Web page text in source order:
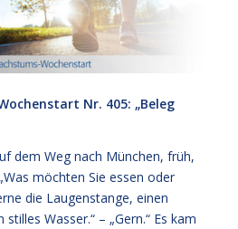
Nr. 405: „Beleg
dem Weg nach München, früh,
möchten Sie essen oder
die Laugenstange, einen
Wasser.“ – „Gern.“ Es kam